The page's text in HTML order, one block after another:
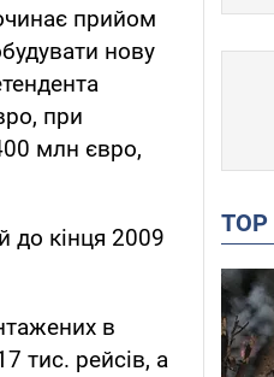
прийом
нову
при
млн євро,
до кінця 2009
в
тис. рейсів, а